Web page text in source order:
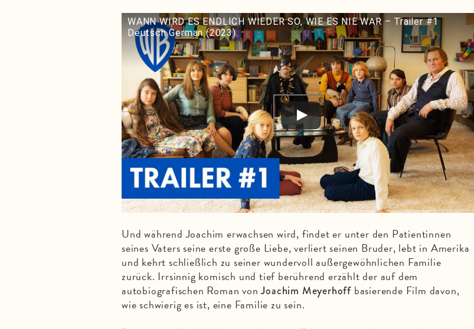
WANN WIRD ES ENDLICH WIEDER SO, WIE ES NIE WAR – Trailer #1
Deutsch German (2023)
Und während Joachim erwachsen wird, findet er unter den Patientinnen
seines Vaters seine erste große Liebe, verliert seinen Bruder, lebt in Amerika
und kehrt schließlich zu seiner wundervoll außergewöhnlichen Familie
zurück. Irrsinnig komisch und tief berührend erzählt der auf dem
autobiografischen Roman vonJoachim Meyerhoff basierende Film davon,
wie schwierig es ist, eine Familie zu sein.